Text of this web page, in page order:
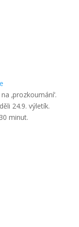
‚prozkoumání‘.
24.9. výletík.
minut.